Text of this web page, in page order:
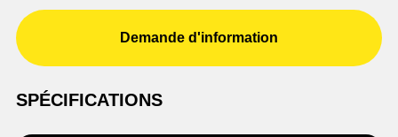
Demande d'information
SPÉCIFICATIONS